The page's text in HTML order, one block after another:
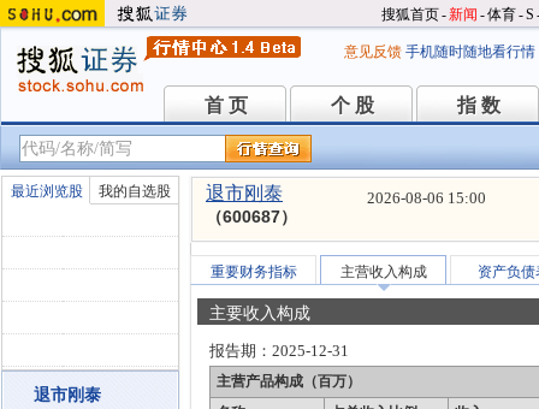
搜狐首页-新闻 -体育-S
意见反馈 手机随时随地看行情
首 页
首 页 个 股
个 股 指 数
指 数
最近浏览股 我的自选股
退市刚泰
退市刚泰
（600687）
2026-08-06 15:00
重要财务指标 主营收入构成 资产负债
主要收入构成
报告期： 2025-12-31
主营产品构成（百万）